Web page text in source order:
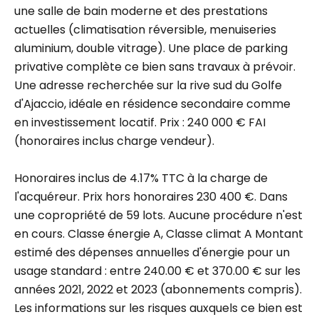
une salle de bain moderne et des prestations
actuelles (climatisation réversible, menuiseries
aluminium, double vitrage). Une place de parking
privative complète ce bien sans travaux à prévoir.
Une adresse recherchée sur la rive sud du Golfe
d'Ajaccio, idéale en résidence secondaire comme
en investissement locatif. Prix : 240 000 € FAI
(honoraires inclus charge vendeur).
Honoraires inclus de 4.17% TTC à la charge de
l'acquéreur. Prix hors honoraires 230 400 €. Dans
une copropriété de 59 lots. Aucune procédure n'est
en cours. Classe énergie A, Classe climat A Montant
estimé des dépenses annuelles d'énergie pour un
usage standard : entre 240.00 € et 370.00 € sur les
années 2021, 2022 et 2023 (abonnements compris).
Les informations sur les risques auxquels ce bien est